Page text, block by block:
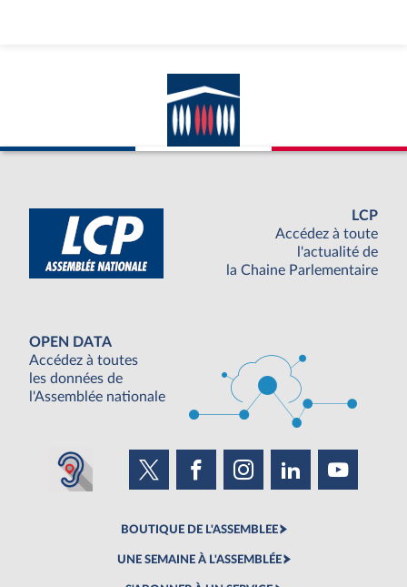
LCP
Accédez à toute
l'actualité de
la Chaine Parlementaire
OPEN DATA
Accédez à toutes
les données de
l'Assemblée nationale
BOUTIQUE DE L'ASSEMBLEE
UNE SEMAINE À L'ASSEMBLÉE